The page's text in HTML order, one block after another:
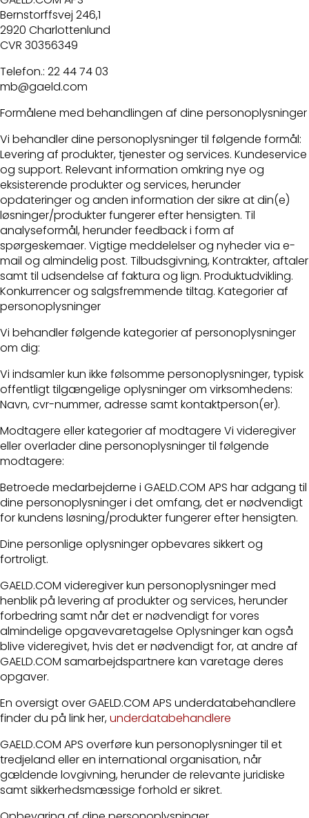
Bernstorffsvej 246,1
2920 Charlottenlund
CVR 30356349
Telefon.: 22 44 74 03
mb@gaeld.com
Formålene med behandlingen af dine personoplysninger
Vi behandler dine personoplysninger til følgende formål:
Levering af produkter, tjenester og services. Kundeservice
og support. Relevant information omkring nye og
eksisterende produkter og services, herunder
opdateringer og anden information der sikre at din(e)
løsninger/produkter fungerer efter hensigten. Til
analyseformål, herunder feedback i form af
spørgeskemaer. Vigtige meddelelser og nyheder via e-
mail og almindelig post. Tilbudsgivning, Kontrakter, aftaler
samt til udsendelse af faktura og lign. Produktudvikling.
Konkurrencer og salgsfremmende tiltag. Kategorier af
personoplysninger
Vi behandler følgende kategorier af personoplysninger
om dig:
Vi indsamler kun ikke følsomme personoplysninger, typisk
offentligt tilgængelige oplysninger om virksomhedens:
Navn, cvr-nummer, adresse samt kontaktperson(er).
Modtagere eller kategorier af modtagere Vi videregiver
eller overlader dine personoplysninger til følgende
modtagere:
Betroede medarbejderne i GAELD.COM APS har adgang til
dine personoplysninger i det omfang, det er nødvendigt
for kundens løsning/produkter fungerer efter hensigten.
Dine personlige oplysninger opbevares sikkert og
fortroligt.
GAELD.COM videregiver kun personoplysninger med
henblik på levering af produkter og services, herunder
forbedring samt når det er nødvendigt for vores
almindelige opgavevaretagelse Oplysninger kan også
blive videregivet, hvis det er nødvendigt for, at andre af
GAELD.COM samarbejdspartnere kan varetage deres
opgaver.
En oversigt over GAELD.COM APS underdatabehandlere
finder du på link her,underdatabehandlere
GAELD.COM APS overføre kun personoplysninger til et
tredjeland eller en international organisation, når
gældende lovgivning, herunder de relevante juridiske
samt sikkerhedsmæssige forhold er sikret.